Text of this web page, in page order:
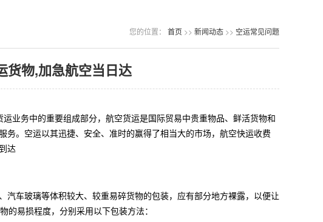
您的位置： 首页 >> 新闻动态 >> 空运常见问题
货物,加急航空当日达
业务中的重要组成部分，航空货运是国际贸易中贵重物品、鲜活货物和
。空运以其迅捷、安全、准时的赢得了相当大的市场，航空快运收费
达
车玻璃等体积较大、较重易碎货物的包装，应有部分地方裸露，以便让
易损程度，分别采用以下包装方法：